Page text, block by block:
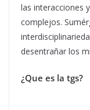
las interacciones
complejos.
desentrañar los
¿Que es la tgs?